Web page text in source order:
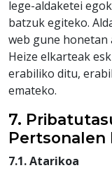
lege-aldaketei
batzuk egiteko.
web gune
Heize elkarteak
erabiliko ditu,
emateko.
7.
Pertsonalen
7.1. Atarikoa